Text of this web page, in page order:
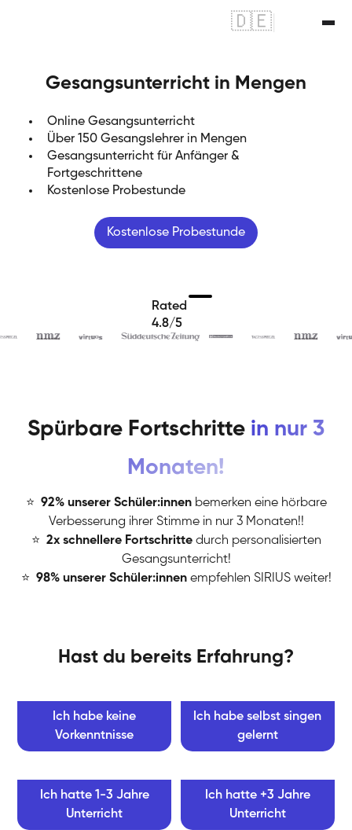
🇩🇪
Gesangsunterricht in Mengen
Online Gesangsunterricht
Über 150 Gesangslehrer in Mengen
Gesangsunterricht für Anfänger &
Fortgeschrittene
Kostenlose Probestunde
Kostenlose Probestunde
Rated
4.8/5
Spürbare Fortschritte in nur 3
Monaten!
⭐ 92% unserer Schüler:innen bemerken eine hörbare
Verbesserung ihrer Stimme in nur 3 Monaten!!
⭐ 2x schnellere Fortschritte durch personalisierten
Gesangsunterricht!
⭐ 98% unserer Schüler:innen empfehlen SIRIUS weiter!
Hast du bereits Erfahrung?
Ich habe keine
Vorkenntnisse
Ich habe selbst singen
gelernt
Ich hatte 1-3 Jahre
Unterricht
Ich hatte +3 Jahre
Unterricht